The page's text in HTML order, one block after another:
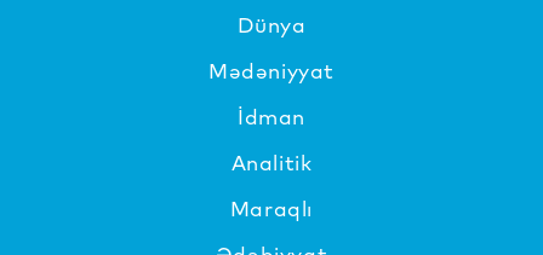
Dünya
Mədəniyyat
İdman
Analitik
Maraqlı